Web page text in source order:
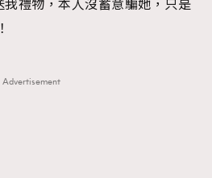
我禮物，本人沒蓄意騙她，只是
Advertisement